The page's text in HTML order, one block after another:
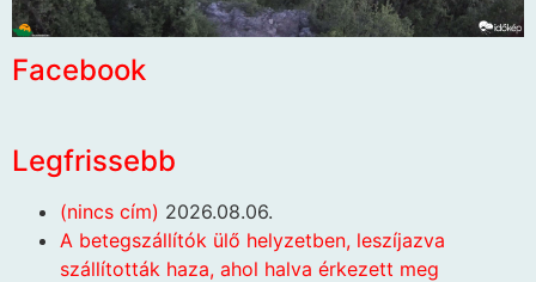
Facebook
Legfrissebb
(nincs cím) 2026.08.06.
A betegszállítók ülő helyzetben, leszíjazva
szállították haza, ahol halva érkezett meg